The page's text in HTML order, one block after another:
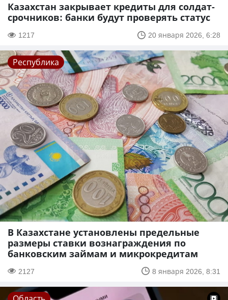
Казахстан закрывает кредиты для солдат-
срочников: банки будут проверять статус
1217 20 января 2026, 6:28
Республика
В Казахстане установлены предельные
размеры ставки вознаграждения по
банковским займам и микрокредитам
2127 8 января 2026, 8:31